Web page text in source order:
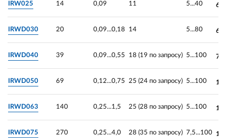
IRW025 14 0,09 11 5...40 6
IRWD030 20 0,09...0,18 14 5...80 6
IRWD040 39 0,09...0,55 18 (19 по запросу) 5...100 7
IRWD050 69 0,12...0,75 25 (24 по запросу) 5...100 10
IRWD063 140 0,25...1,5 25 (28 по запросу) 5...100 13
IRWD075 270 0,25...4,0 28 (35 по запросу) 7,5...100 18